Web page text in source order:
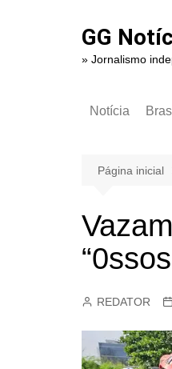
GG
» Jornalismo
Notícia
Página inicial
REDATOR